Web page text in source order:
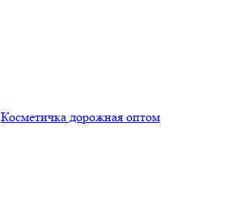
Косметичка дорожная оптом